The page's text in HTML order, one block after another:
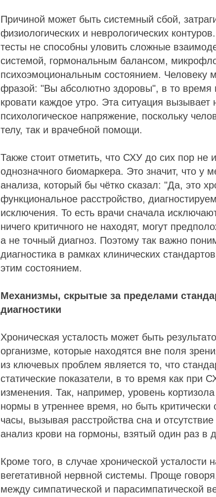
Причиной может быть системный сбой,
физиологических и неврологических
тесты не способны уловить сложные
системой, гормональным балансом,
психоэмоциональным состоянием. Человеку
фразой: "Вы абсолютно здоровы", в то время
кровати каждое утро. Эта ситуация вызывает
психологическое напряжение, поскольку
телу, так и врачебной помощи.
Также стоит отметить, что СХУ до сих пор не
однозначного биомаркера. Это значит, что у
анализа, который бы чётко сказал: "Да, это
функциональное расстройство,
исключения. То есть врачи сначала
ничего критичного не находят, могут
а не точный диагноз. Поэтому так важно
диагностика в рамках клинических
этим состоянием.
Механизмы, скрытые за пределами
диагностики
Хроническая усталость может быть
организме, которые находятся вне поля
из ключевых проблем является то, что
статические показатели, в то время как при
изменения. Так, например, уровень
нормы в утреннее время, но быть
часы, вызывая расстройства сна и
анализ крови на гормоны, взятый один раз в
Кроме того, в случае хронической усталости
вегетативной нервной системы. Проще
между симпатической и парасимпатической